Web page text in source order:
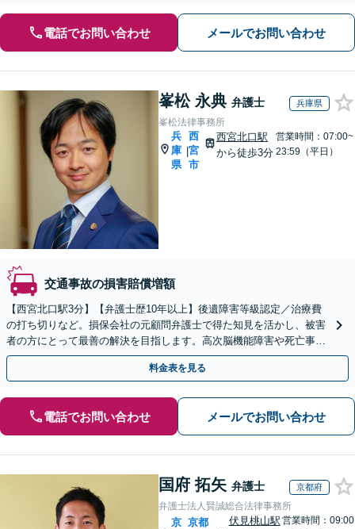
電話でお問い合わせ メールでお問い合わせ
峯松 永典 弁護士 兵庫県
峯松法律事務所
兵
庫
県
|
西
宮
市
西宮北口駅
から徒歩3分
営業時間：07:00~
23:59（平日）
交通事故の損害賠償増額
【西宮北口駅3分】【弁護士歴10年以上】後遺障害等級認定／治療費
の打ち切りなど。損保会社の元顧問弁護士で得た知見を活かし、被害
者の方にとって最善の解決を目指します。高次脳機能障害や死亡事件
など難しい案件の対応も可能です。【初回相談無料】
料金表を見る
電話でお問い合わせ メールでお問い合わせ
国府 拓矢 弁護士 京都府
弁護士法人賢誠総合法律事務所
京 京都
伏見桃山駅 営業時間：09:00